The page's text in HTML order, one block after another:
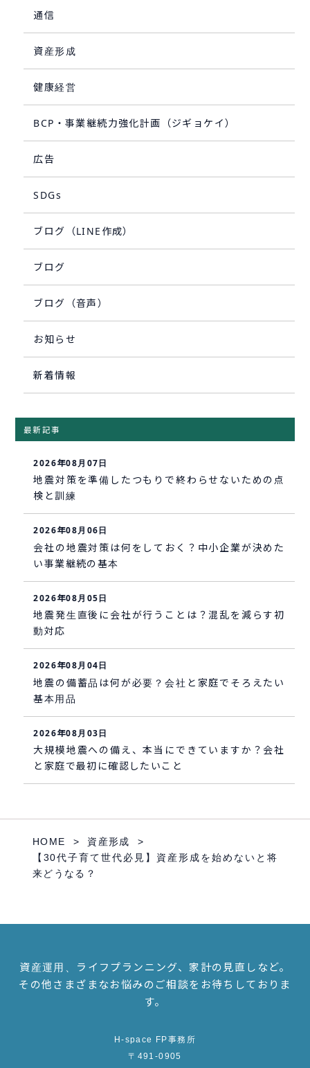
通信
資産形成
健康経営
BCP・事業継続力強化計画（ジギョケイ）
広告
SDGs
ブログ（LINE作成）
ブログ
ブログ（音声）
お知らせ
新着情報
最新記事
2026年08月07日
地震対策を準備したつもりで終わらせないための点
検と訓練
2026年08月06日
会社の地震対策は何をしておく？中小企業が決めた
い事業継続の基本
2026年08月05日
地震発生直後に会社が行うことは？混乱を減らす初
動対応
2026年08月04日
地震の備蓄品は何が必要？会社と家庭でそろえたい
基本用品
2026年08月03日
大規模地震への備え、本当にできていますか？会社
と家庭で最初に確認したいこと
HOME
資産形成
【30代子育て世代必見】資産形成を始めないと将
来どうなる？
資産運用、ライフプランニング、家計の見直しなど。
その他さまざまなお悩みのご相談をお待ちしておりま
す。
H-space FP事務所
〒491-0905